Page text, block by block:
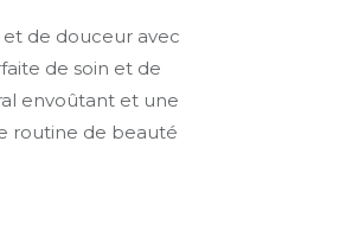
de douceur avec
de soin et de
envoûtant et une
routine de beauté